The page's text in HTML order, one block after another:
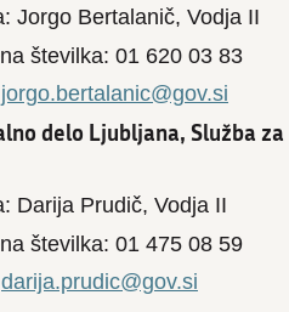
Jorgo Bertalanič, Vodja II
številka: 01 620 03 83
jorgo.bertalanic@gov.si
delo Ljubljana, Služba za
Darija Prudič, Vodja II
številka: 01 475 08 59
darija.prudic@gov.si